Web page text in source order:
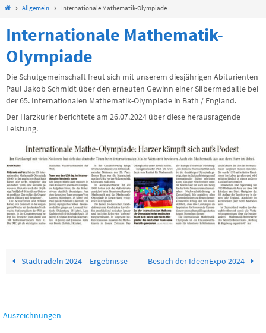
StartAllgemein Internationale Mathematik-Olympiade
Internationale Mathematik-
Olympiade
Die Schulgemeinschaft freut sich mit unserem diesjährigen Abiturienten
Paul Jakob Schmidt über den erneuten Gewinn einer Silbermedaille bei
der 65. Internationalen Mathematik-Olympiade in Bath / England.
Der Harzkurier berichtete am 26.07.2024 über diese herausragende
Leistung.
Stadtradeln 2024 – Ergebnisse Besuch der IdeenExpo 2024
Auszeichnungen